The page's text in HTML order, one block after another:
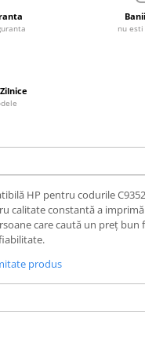
nu
HP pentru codurile
calitate constantă a
care caută un preț bun
produs